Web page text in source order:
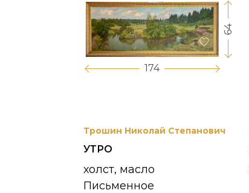
174
64
Трошин Николай Степанович
УТРО
холст, масло
Письменное